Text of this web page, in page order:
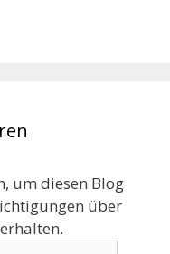
um diesen Blog
über